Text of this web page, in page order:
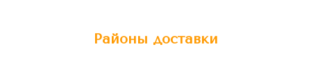
Районы доставки